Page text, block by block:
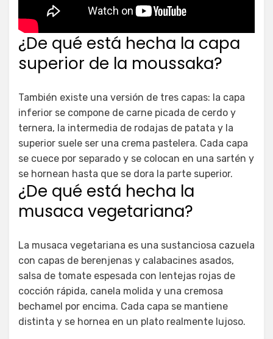
¿De qué está hecha la capa
superior de la moussaka?
También existe una versión de tres capas: la capa
inferior se compone de carne picada de cerdo y
ternera, la intermedia de rodajas de patata y la
superior suele ser una crema pastelera. Cada capa
se cuece por separado y se colocan en una sartén y
se hornean hasta que se dora la parte superior.
¿De qué está hecha la
musaca vegetariana?
La musaca vegetariana es una sustanciosa cazuela
con capas de berenjenas y calabacines asados,
salsa de tomate espesada con lentejas rojas de
cocción rápida, canela molida y una cremosa
bechamel por encima. Cada capa se mantiene
distinta y se hornea en un plato realmente lujoso.